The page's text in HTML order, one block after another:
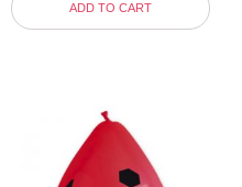
ADD TO CART